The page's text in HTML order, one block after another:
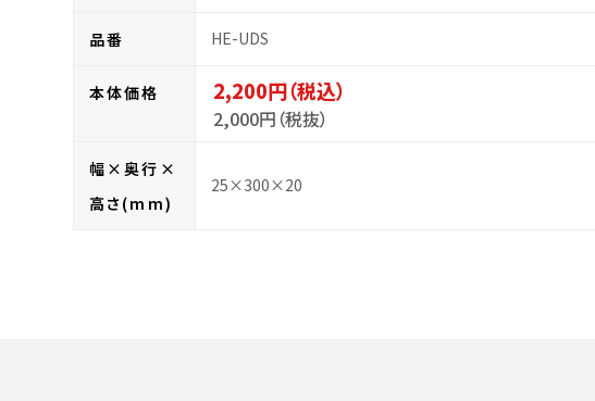
品番 HE-UDS
本体価格 2,200円（税込）
2,000円（税抜）
幅×奥行×
高さ(mm)
25×300×20